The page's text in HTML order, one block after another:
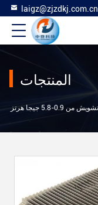
laigz@zjzdkj.com.cn
المنتجات